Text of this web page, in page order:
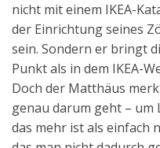
nicht mit einem IKEA-
der Einrichtung seines
sein. Sondern er bringt
Punkt als in dem IKEA-
Doch der Matthäus
genau darum geht – um
das mehr ist als einfach